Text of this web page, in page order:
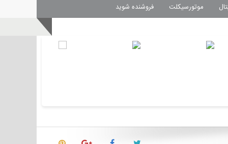
موتورسیکلت
فروشنده شوید